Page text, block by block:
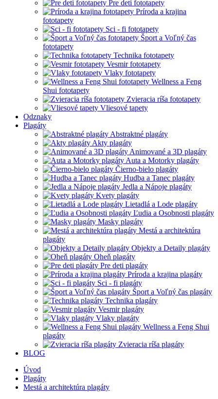
Pre deti fototapety
Príroda a krajina
fototapety
Sci - fi fototapety
Šport a Voľný čas
fototapety
Technika fototapety
Vesmir fototapety
Vlaky fototapety
Wellness a Feng
Shui fototapety
Zvieracia ríša fototapety
Vliesové tapety
Odznaky
Plagáty
Abstraktné plagáty
Akty plagáty
Animované a 3D plagáty
Auta a Motorky plagáty
Čierno-bielo plagáty
Hudba a Tanec plagáty
Jedla a Nápoje plagáty
Kvety plagáty
Lietadlá a Lode plagáty
Ľudia a Osobnosti plagáty
Masky plagáty
Mestá a architektúra
plagáty
Objekty a Detaily plagáty
Oheň plagáty
Pre deti plagáty
Príroda a krajina plagáty
Sci - fi plagáty
Šport a Voľný čas plagáty
Technika plagáty
Vesmir plagáty
Vlaky plagáty
Wellness a Feng Shui
plagáty
Zvieracia ríša plagáty
BLOG
Úvod
Plagáty
Mestá a architektúra plagáty